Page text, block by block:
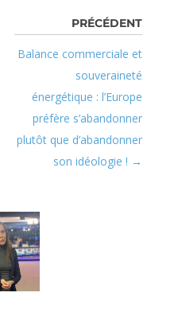
Balance commerciale et
souveraineté
énergétique : l’Europe
préfère s’abandonner
plutôt que d’abandonner
son idéologie !